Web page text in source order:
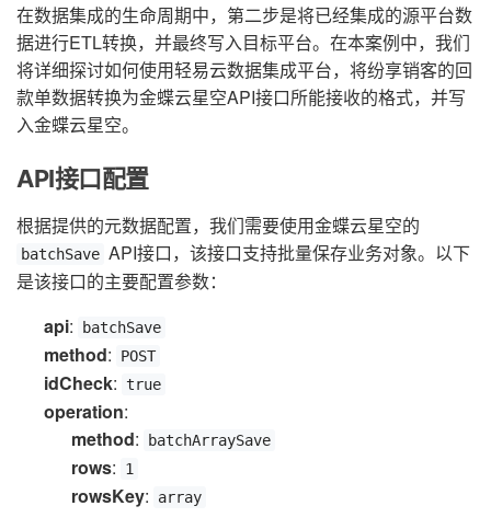
在数据集成的生命周期中，第二步是将已经集成的源平台数
据进行ETL转换，并最终写入目标平台。在本案例中，我们
将详细探讨如何使用轻易云数据集成平台，将纷享销客的回
款单数据转换为金蝶云星空API接口所能接收的格式，并写
入金蝶云星空。
API接口配置
根据提供的元数据配置，我们需要使用金蝶云星空的
batchSave API接口，该接口支持批量保存业务对象。以下
是该接口的主要配置参数：
api: batchSave
method: POST
idCheck: true
operation:
method: batchArraySave
rows: 1
rowsKey: array